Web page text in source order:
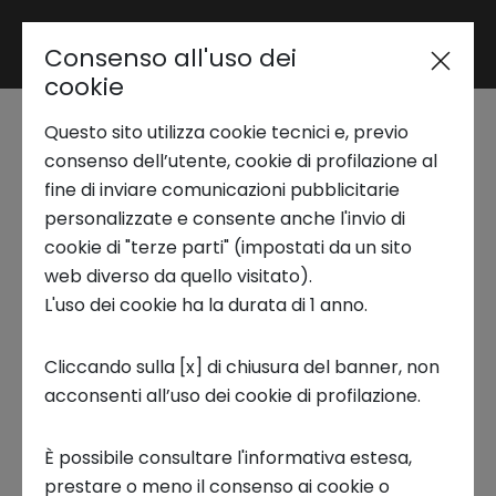
Area riservata
Trend Analysis
Applied Research
Startup Development
Business Transformation
Ecosystem enabling
RUFFINO
Sergio Taviani - Finance & IT
Director
Italian Lifestyle 2022
Ruffinoè un'azienda vinicola italiana che
produce vini di alta qualità. Situata in
Toscana, la società gestisce numerose
Consenso all'uso dei
cookie
Questo sito utilizza cookie tecnici e, previo
consenso dell’utente, cookie di profilazione al
fine di inviare comunicazioni pubblicitarie
personalizzate e consente anche l'invio di
cookie di "terze parti" (impostati da un sito
web diverso da quello visitato).
L'uso dei cookie ha la durata di 1 anno.
Cliccando sulla [x] di chiusura del banner, non
acconsenti all’uso dei cookie di profilazione.
È possibile consultare l'informativa estesa,
prestare o meno il consenso ai cookie o